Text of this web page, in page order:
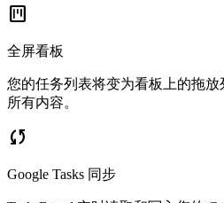
view_kanban
全屏看板
您的任务列表将变为看板上的拖
所有内容。
sync
Google Tasks 同步